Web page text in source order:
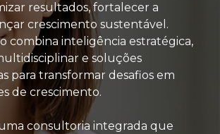
resultados, fortalecer a
crescimento sustentável.
combina inteligência estratégica,
e soluções
para transformar desafios em
de crescimento.
consultoria integrada que